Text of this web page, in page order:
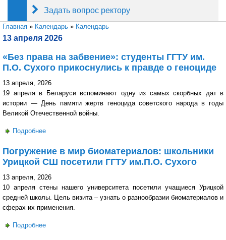
Задать вопрос ректору
Вы здесь
Главная » Календарь » Календарь
13 апреля 2026
«Без права на забвение»: cтуденты ГГТУ им.
П.О. Сухого прикоснулись к правде о геноциде
13 апреля, 2026
19 апреля в Беларуси вспоминают одну из самых скорбных дат в
истории — День памяти жертв геноцида советского народа в годы
Великой Отечественной войны.
Подробнее
Погружение в мир биоматериалов: школьники
Урицкой СШ посетили ГГТУ им.П.О. Сухого
13 апреля, 2026
10 апреля стены нашего университета посетили учащиеся Урицкой
средней школы. Цель визита – узнать о разнообразии биоматериалов и
сферах их применения.
Подробнее